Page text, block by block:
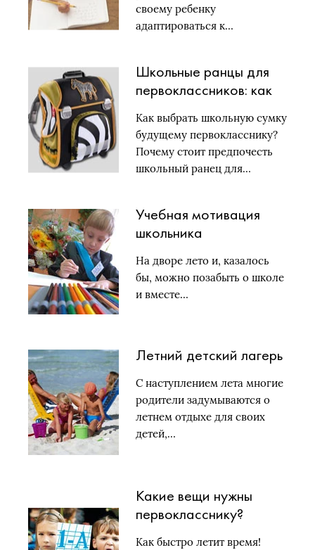
своему ребенку
адаптироваться к…
Школьные ранцы для
первоклассников: как
выбрать ранец?
Как выбрать школьную сумку
будущему первокласснику?
Почему стоит предпочесть
школьный ранец для…
Учебная мотивация
школьника
На дворе лето и, казалось
бы, можно позабыть о школе
и вместе…
Летний детский лагерь
С наступлением лета многие
родители задумываются о
летнем отдыхе для своих
детей,…
Какие вещи нужны
первокласснику?
Как быстро летит время!